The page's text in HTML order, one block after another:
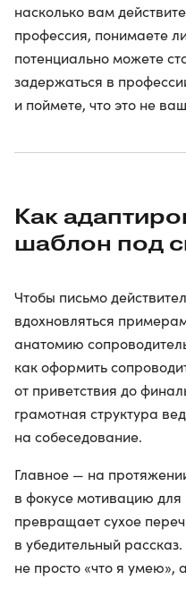
насколько вам
профессия, понимаете
потенциально можете
задержаться в
и поймете, что это не
Как
шаблон под
Чтобы письмо
вдохновляться
анатомию
как оформить
от приветствия до
грамотная структура
на собеседование.
Главное — на
в фокусе мотивацию
превращает сухое
в убедительный
не просто «что я умею»,